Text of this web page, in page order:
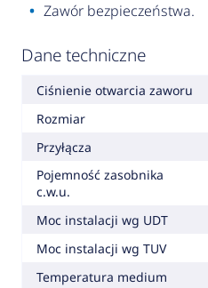
Zawór bezpieczeństwa.
Dane techniczne
Ciśnienie otwarcia zaworu
Rozmiar
Przyłącza
Pojemność zasobnika
c.w.u.
Moc instalacji wg UDT
Moc instalacji wg TUV
Temperatura medium